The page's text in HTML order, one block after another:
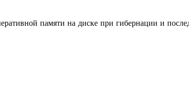
памяти на диске при гибернации и